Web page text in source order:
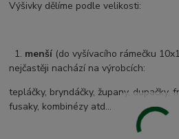
Výšivky dělíme podle velikosti:
1. menší (do vyšívacího rámečku
nejčastěji nachází na výrobcích:
tepláčky, bryndáčky, župany, dupačky,
fusaky, kombinézy atd...